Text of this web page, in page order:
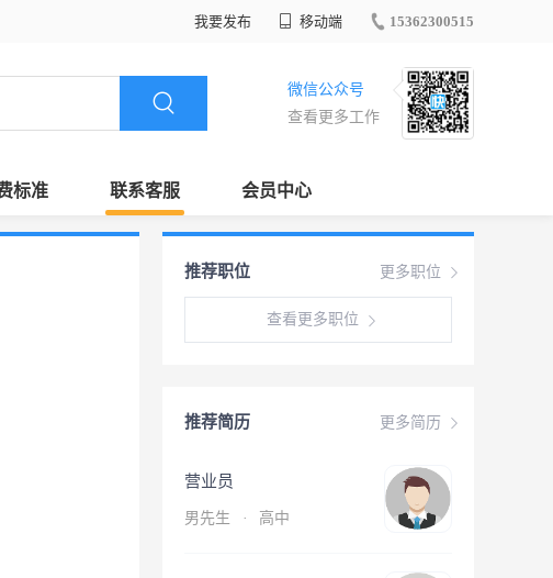
我要发布 移动端 15362300515
微信公众号
查看更多工作
标准 联系客服 会员中心
更多职位
推荐职位
查看更多职位
更多简历
推荐简历
营业员
男先生 · 高中